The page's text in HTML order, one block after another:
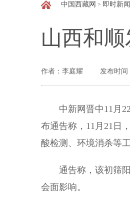
中国西藏网 > 即时新闻
山西和
作者：李庭耀 发布时间
中新网晋中11月22
布通告称，11月21日
酸检测、环境消杀等
通告称，该初筛阳
会面影响。